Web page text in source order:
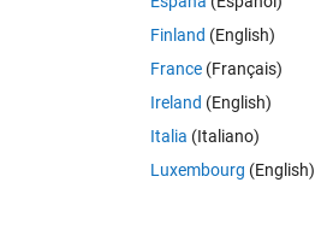
Finland (English)
France (Français)
Ireland (English)
Italia (Italiano)
Luxembourg (English)